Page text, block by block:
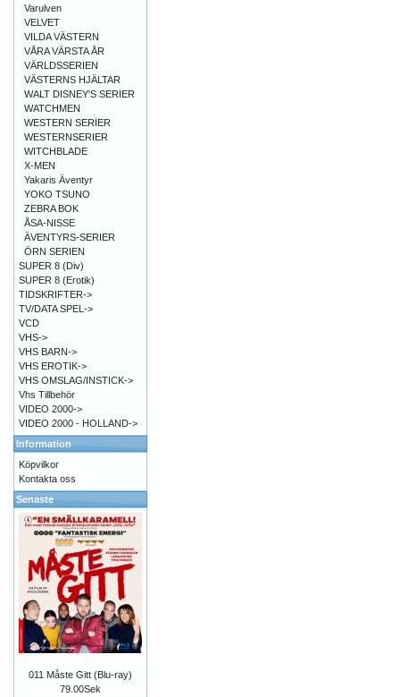
Varulven
VELVET
VILDA VÄSTERN
VÅRA VÄRSTA ÅR
VÄRLDSSERIEN
VÄSTERNS HJÄLTAR
WALT DISNEY'S SERIER
WATCHMEN
WESTERN SERIER
WESTERNSERIER
WITCHBLADE
X-MEN
Yakaris Äventyr
YOKO TSUNO
ZEBRA BOK
ÅSA-NISSE
ÄVENTYRS-SERIER
ÖRN SERIEN
SUPER 8 (Div)
SUPER 8 (Erotik)
TIDSKRIFTER->
TV/DATA SPEL->
VCD
VHS->
VHS BARN->
VHS EROTIK->
VHS OMSLAG/INSTICK->
Vhs Tillbehör
VIDEO 2000->
VIDEO 2000 - HOLLAND->
Information
Köpvilkor
Kontakta oss
Senaste
011 Måste Gitt (Blu-ray)
79.00Sek